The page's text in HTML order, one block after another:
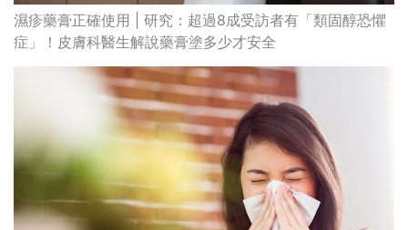
濕疹藥膏正確使用 | 研究：超過8成受訪者有「類固醇恐懼
症」！皮膚科醫生解說藥膏塗多少才安全